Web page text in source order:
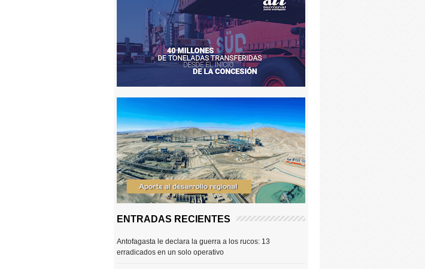
ENTRADAS RECIENTES
Antofagasta le declara la guerra a los rucos: 13
erradicados en un solo operativo